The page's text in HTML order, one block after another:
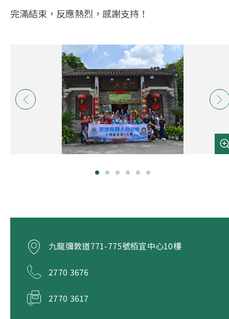
完滿結束，反應熱烈，感謝支持！
九龍彌敦道771-775號栢宜中心10樓
2770 3676
2770 3617